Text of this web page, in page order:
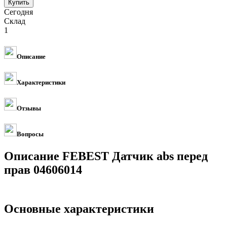
Сегодня
Склад
1
Описание
Характеристики
Отзывы
Вопросы
Описание FEBEST Датчик abs перед
прав 04606014
Основные характеристики